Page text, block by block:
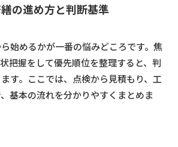
の進め方と判断基準
始めるかが一番の悩みどころです。焦
把握をして優先順位を整理すると、判
す。ここでは、点検から見積もり、工
基本の流れを分かりやすくまとめま